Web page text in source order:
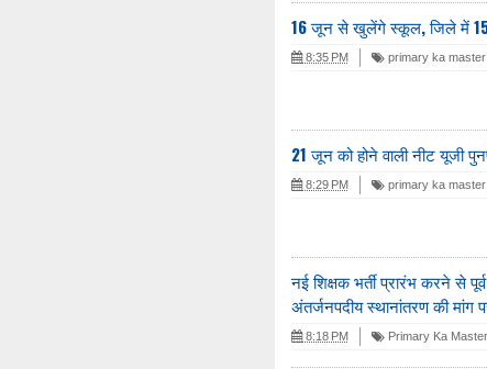
16 जून से खुलेंगे स्कूल, जिले में 15
8:35 PM primary ka master
21 जून को होने वाली नीट यूजी
8:29 PM primary ka master
नई शिक्षक भर्ती प्रारंभ करने से
अंतर्जनपदीय स्थानांतरण की मांग
8:18 PM Primary Ka